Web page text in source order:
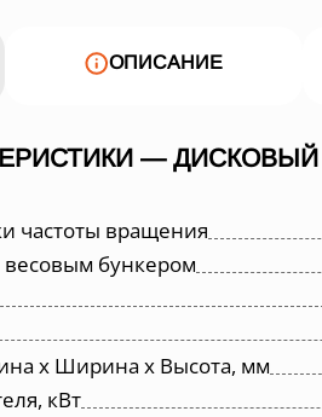
ОПИСАНИЕ
— ДИСКОВЫЙ
частоты вращения
бункером
х Ширина х Высота, мм
кВт